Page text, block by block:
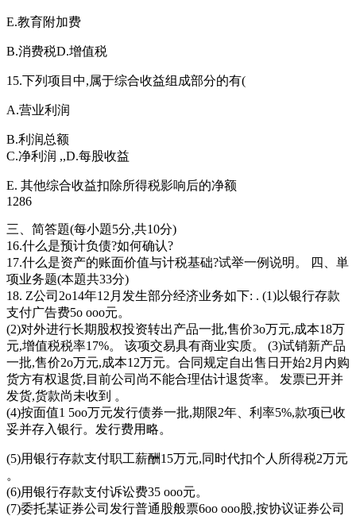
E.教育附加费
B.消费税D.增值税
15.下列项目中,属于综合收益组成部分的有(
A.营业利润
B.利润总额
C.净利润 ,,D.每股收益
E. 其他综合收益扣除所得税影响后的净额
1286
三、简答題(每小題5分,共10分)
16.什么是预计负债?如何确认?
17.什么是资产的账面价值与计税基础?试举一例说明。 四、単
项业务题(本題共33分)
18. Z公司2o14年12月发生部分经济业务如下: . (1)以银行存款
支付广告费5o ooo元。
(2)对外进行长期股权投资转出产品一批,售价3o万元,成本18万
元,增值税税率17%。 该项交易具有商业实质。 (3)试销新产品
一批,售价2o万元,成本12万元。合同规定自出售日开始2月内购
货方有权退货,目前公司尚不能合理估计退货率。 发票已开并
发货,货款尚未收到 。
(4)按面值1 5oo万元发行债券一批,期限2年、利率5%,款项已收
妥并存入银行。发行费用略。
(5)用银行存款支付职工薪酬15万元,同时代扣个人所得税2万元
。
(6)用银行存款支付诉讼费35 ooo元。
(7)委托某证券公司发行普通股般票6oo ooo股,按协议证券公司